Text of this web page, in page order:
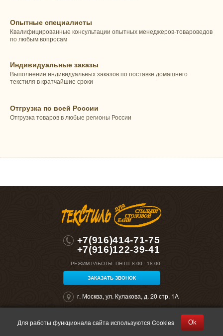
Опытные специалисты
Квалифицированные консультации опытных менеджеров-товароведов
по любым вопросам
Индивидуальные заказы
Выполнение индивидуальных заказов по поставке домашнего
текстиля в кратчайшие сроки
Отгрузка по всей России
Отгрузка товаров в любые регионы России
+7(916)414-71-75
+7(916)122-39-41
РЕЖИМ РАБОТЫ: ПН-ПТ 8:00 - 18.00
ЗАКАЗАТЬ ЗВОНОК
г. Москва, ул. Кулакова, д. 20 стр. 1А
©2026 "Полокрон". Все права защищены
Для работы функционала сайта используются Cookies Ok